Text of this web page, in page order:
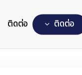
ติดต่อ ตดตอ